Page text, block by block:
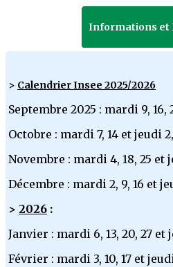
Informations et
> Calendrier Insee 2025/2026
Septembre 2025 : mardi 9, 16,
Octobre : mardi 7, 14 et jeudi 2,
Novembre : mardi 4, 18, 25 et
Décembre : mardi 2, 9, 16 et
> 2026 :
Janvier : mardi 6, 13, 20, 27 et
Février : mardi 3, 10, 17 et jeudi